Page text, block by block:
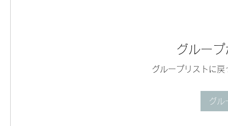
グルー
グループリストに
グル